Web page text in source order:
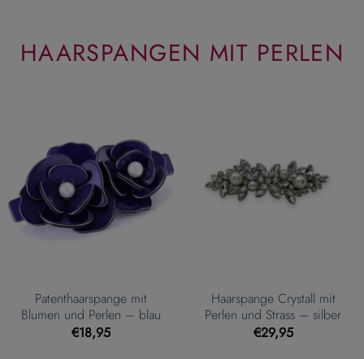
HAARSPANGEN MIT PERLEN
Patenthaarspange mit
Blumen und Perlen – blau
€18,95
Haarspange Crystall mit
Perlen und Strass – silber
€29,95